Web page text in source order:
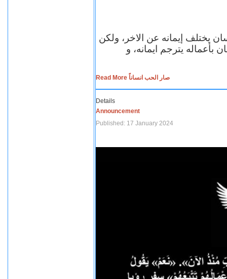
يختلف إيمانه عن الاخر، ولكن
بأعماله يترجم ايمانه، و
Read More صار الحب انساناً
Details
Announcement
Published: 17 January 2024